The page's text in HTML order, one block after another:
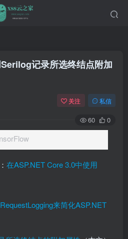
记录所选终结点附加
关注 私信
60 0
在ASP.NET Core 3.0中使用
来简化ASP.NET